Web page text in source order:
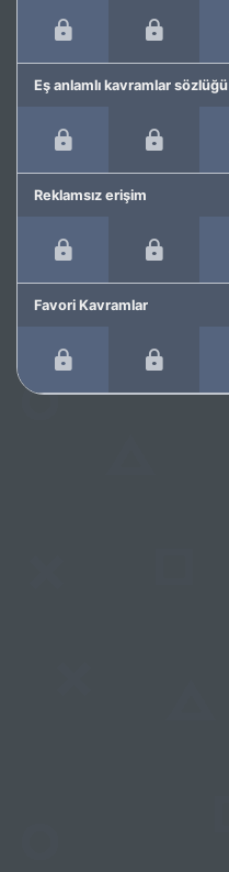
Eş anlamlı kavramlar sözlüğü
Reklamsız erişim
Favori Kavramlar